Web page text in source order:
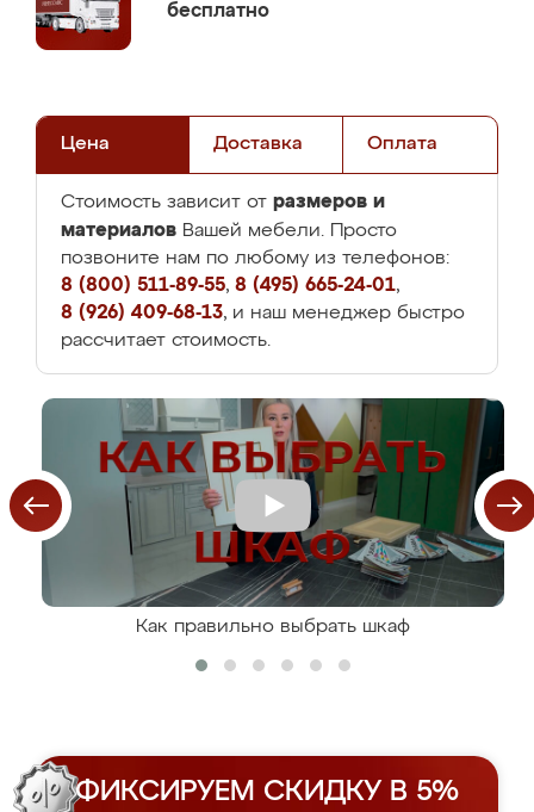
бесплатно
Цена Доставка Оплата
Стоимость зависит от размеров и
материалов Вашей мебели. Просто
позвоните нам по любому из телефонов:
8 (800) 511-89-55, 8 (495) 665-24-01,
8 (926) 409-68-13, и наш менеджер быстро
рассчитает стоимость.
Как правильно выбрать шкаф
ФИКСИРУЕМ СКИДКУ В 5%